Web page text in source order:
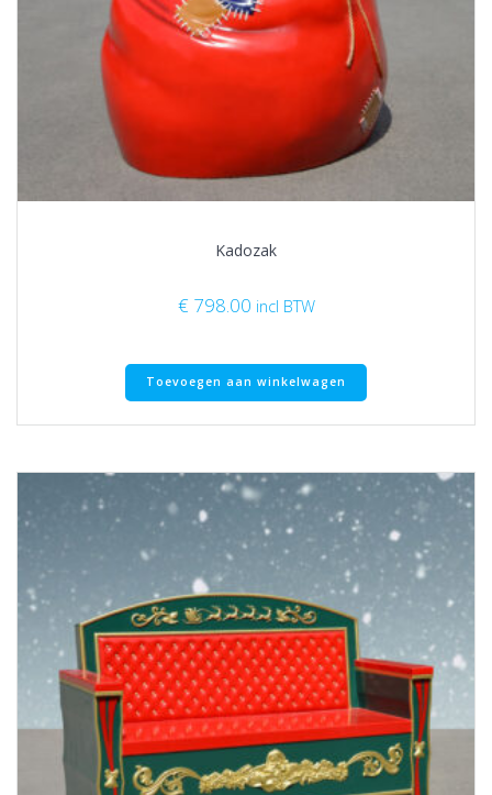
Kadozak
€ 798.00 incl BTW
Toevoegen aan winkelwagen